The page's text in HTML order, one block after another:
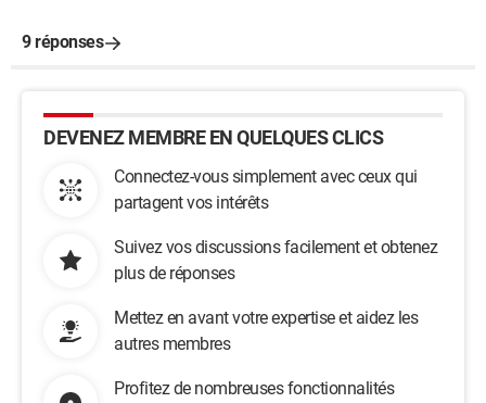
9 réponses
DEVENEZ MEMBRE EN QUELQUES CLICS
Connectez-vous simplement avec ceux qui
partagent vos intérêts
Suivez vos discussions facilement et obtenez
plus de réponses
Mettez en avant votre expertise et aidez les
autres membres
Profitez de nombreuses fonctionnalités